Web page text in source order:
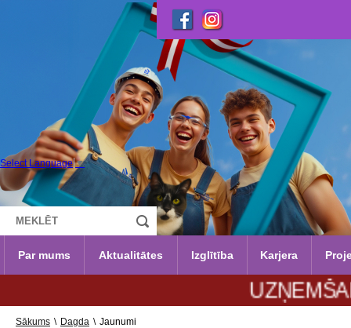
Select Language ▼
Par mums Aktualitātes Izglītība Karjera
Sākums \ Dagda \ Jaunumi